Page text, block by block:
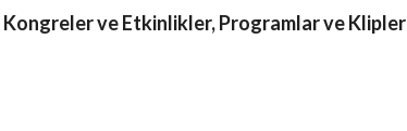
ve Etkinlikler, Programlar ve Klipler